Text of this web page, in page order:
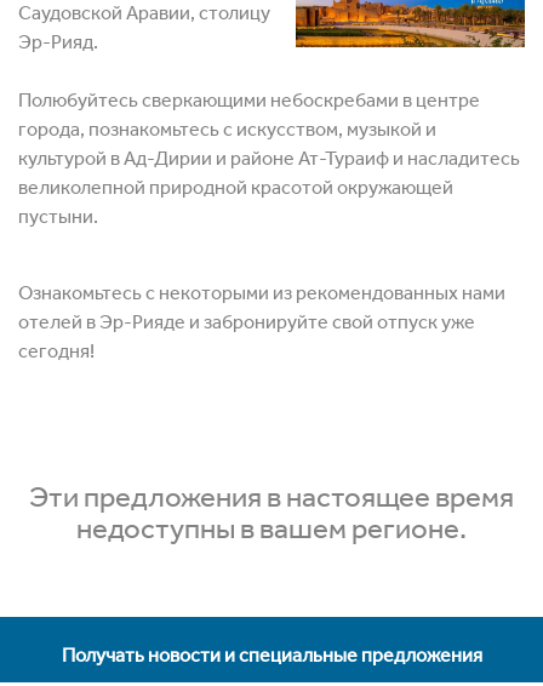
Саудовской Аравии, столицу
Эр-Рияд.
Полюбуйтесь сверкающими небоскребами в центре
города, познакомьтесь с искусством, музыкой и
культурой в Ад-Дирии и районе Ат-Тураиф и насладитесь
великолепной природной красотой окружающей
пустыни.
Ознакомьтесь с некоторыми из рекомендованных нами
отелей в Эр-Рияде и забронируйте свой отпуск уже
сегодня!
Эти предложения в настоящее время
недоступны в вашем регионе.
Получать новости и специальные предложения